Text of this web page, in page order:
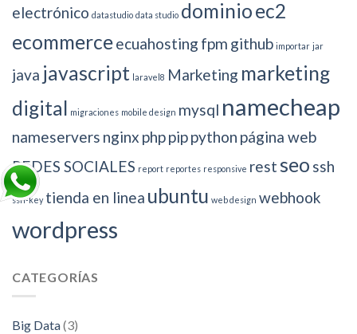
electrónico datastudio data studio dominioec2
ecommerceecuahosting fpm github importar jar
java javascript laravel8 Marketing marketing
digital migraciones mobile design mysql namecheap
nameservers nginx phppippython página web
REDES SOCIALES report reportes responsive rest seo ssh
ssh-key tienda en linea ubuntu web design webhook
wordpress
CATEGORÍAS
Big Data(3)